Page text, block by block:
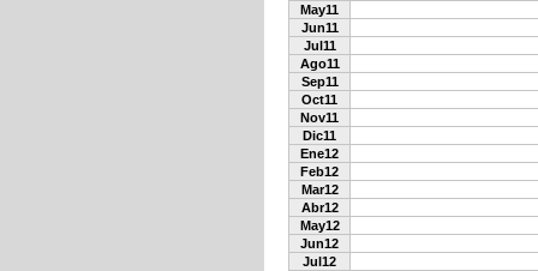
May11
Jun11
Jul11
Ago11
Sep11
Oct11
Nov11
Dic11
Ene12
Feb12
Mar12
Abr12
May12
Jun12
Jul12